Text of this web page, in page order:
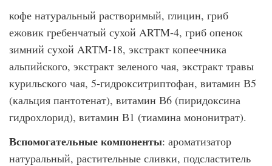
кофе натуральный растворимый, глицин, гриб
ежовик гребенчатый сухой ARTM-4, гриб опенок
зимний сухой ARTM-18, экстракт копеечника
альпийского, экстракт зеленого чая, экстракт травы
курильского чая, 5-гидрокситриптофан, витамин В5
(кальция пантотенат), витамин В6 (пиридоксина
гидрохлорид), витамин В1 (тиамина мононитрат).
Вспомогательные компоненты: ароматизатор
натуральный, растительные сливки, подсластитель